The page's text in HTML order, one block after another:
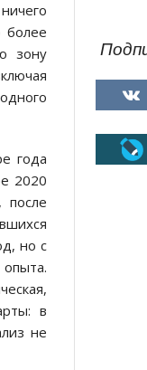
более
зону
года
2020
после
но с
в
не